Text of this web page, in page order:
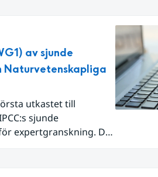
som uppmätts för
en framväxande El
av sjunde
Naturvetenskapliga
utkastet till
sjunde
expertgranskning. Du